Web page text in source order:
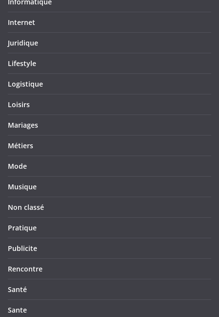
Internet
Juridique
Lifestyle
Logistique
Loisirs
Mariages
Métiers
Mode
Musique
Non classé
Pratique
Publicite
Rencontre
Santé
Sante